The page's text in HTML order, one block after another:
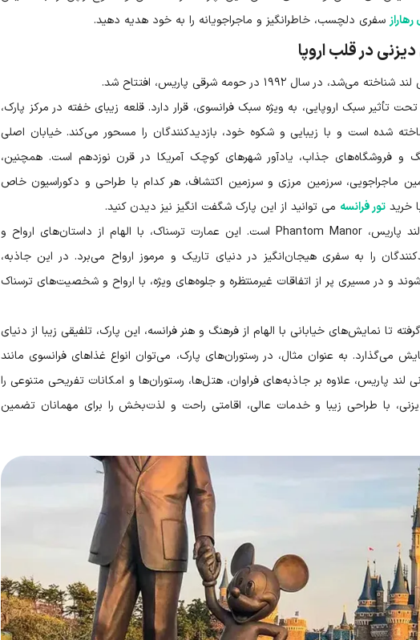
سفری دلچسب، خاطرانگیز و ماجراجویانه را به خود هدیه دهید.
در قلب اروپا
۱۹۹۲ در حومه شرقی پاریس، افتتاح شد.
سبک اروپایی، به ویژه سبک فرانسوی، قرار دارد. قلعه زیبای خفته در مرکز پارک،
شده است و با زیبایی و شکوه خود، بازدیدکنندگان را مسحور می‌کند. خیابان اصلی
و فروشگاه‌های جذاب، یادآور شهرهای کوچک آمریکا در قرن نوزدهم است. همچنین،
ماجراجویی، سرزمین مرزی و سرزمین اکتشاف، هر کدام با طراحی و دکوراسیون خاص
خرید تور فرانسه می توانید از این پارک شگفت انگیز نیز دیدن کنید.
یکی از جاذبه‌های برجسته و متفاوت دیزنی لند پاریس، Phantom Manor است. این عمارت ترسناک، با الهام از داستان‌های ارواح و
را به سفری هیجان‌انگیز در دنیای تاریک و مرموز ارواح می‌برد. در این جاذبه،
و در مسیری پر از اتفاقات غیرمنتظره و جلوه‌های ویژه، با ارواح و شخصیت‌های ترسناک
تا نمایش‌های خیابانی با الهام از فرهنگ و هنر فرانسه، این پارک، تلفیقی زیبا از دنیای
می‌گذارد. به عنوان مثال، در رستوران‌های پارک، می‌توان انواع غذاهای فرانسوی مانند
پاریس، علاوه بر جاذبه‌های فراوان، هتل‌ها، رستوران‌ها و امکانات تفریحی متنوعی را
با طراحی زیبا و خدمات عالی، اقامتی راحت و لذت‌بخش را برای مهمانان تضمین